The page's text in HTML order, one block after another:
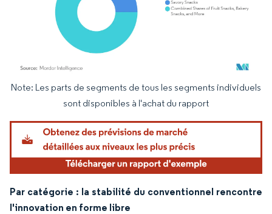
Image © Mordor Intelligence. La réutilisation nécessite une attribution sous CC BY
Note: Les parts de segments de tous les segments individuels
sont disponibles à l'achat du rapport
Par catégorie : la stabilité du conventionnel rencontre
l'innovation en forme libre